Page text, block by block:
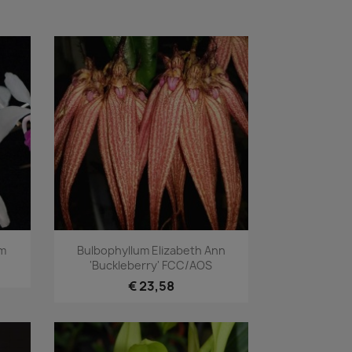
Snel bekijken
Bulbophyllum Elizabeth Ann
'Buckleberry' FCC/AOS
€ 23,58